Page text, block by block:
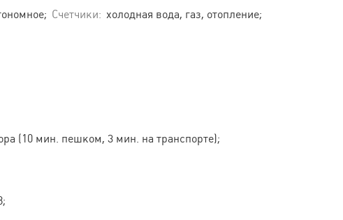
Счетчики: холодная вода, газ, отопление;
(10 мин. пешком, 3 мин. на транспорте);